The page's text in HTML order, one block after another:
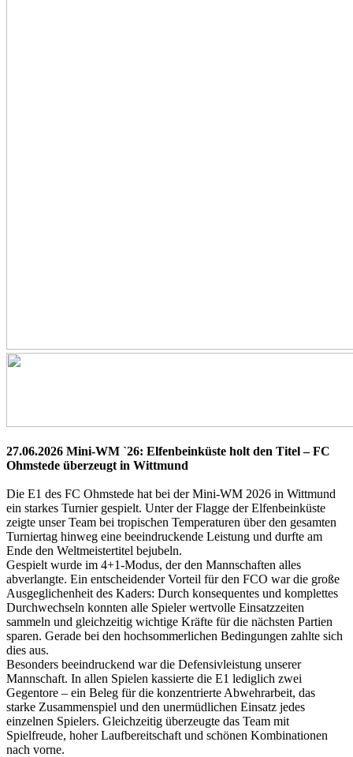
27.06.2026 Mini-WM `26: Elfenbeinküste holt den Titel – FC
Ohmstede überzeugt in Wittmund
Die E1 des FC Ohmstede hat bei der Mini-WM 2026 in Wittmund
ein starkes Turnier gespielt. Unter der Flagge der Elfenbeinküste
zeigte unser Team bei tropischen Temperaturen über den gesamten
Turniertag hinweg eine beeindruckende Leistung und durfte am
Ende den Weltmeistertitel bejubeln.
Gespielt wurde im 4+1-Modus, der den Mannschaften alles
abverlangte. Ein entscheidender Vorteil für den FCO war die große
Ausgeglichenheit des Kaders: Durch konsequentes und komplettes
Durchwechseln konnten alle Spieler wertvolle Einsatzzeiten
sammeln und gleichzeitig wichtige Kräfte für die nächsten Partien
sparen. Gerade bei den hochsommerlichen Bedingungen zahlte sich
dies aus.
Besonders beeindruckend war die Defensivleistung unserer
Mannschaft. In allen Spielen kassierte die E1 lediglich zwei
Gegentore – ein Beleg für die konzentrierte Abwehrarbeit, das
starke Zusammenspiel und den unermüdlichen Einsatz jedes
einzelnen Spielers. Gleichzeitig überzeugte das Team mit
Spielfreude, hoher Laufbereitschaft und schönen Kombinationen
nach vorne.